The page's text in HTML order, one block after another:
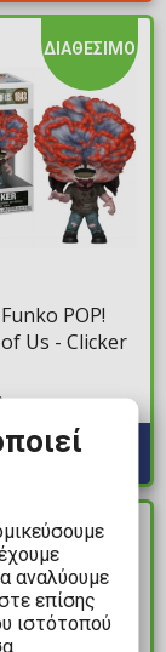
ΔΙΑΘΕΣΙΜΟ
POP!
Us - Clicker
ΔΙΑΘΕΣΙΜΟ
αναλύουμε
επίσης
ιστότοπού